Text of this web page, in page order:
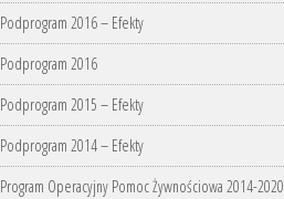
Podprogram 2016 – Efekty
Podprogram 2016
Podprogram 2015 – Efekty
Podprogram 2014 – Efekty
Program Operacyjny Pomoc Żywnościowa 2014-2020